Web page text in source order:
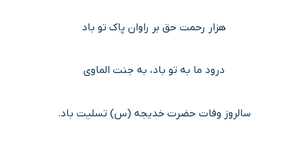
هزار رحمت حق بر راوان پاک تو باد
درود ما به تو باد، به جنت الماوی
سالروز وفات حضرت خدیجه (س) تسلیت باد.